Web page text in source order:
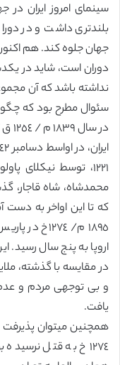
سینمای امروز ایران
بلندتری داشت و در
جهان جلوه کند. هم
دوران است، شاید در
نداشته باشد که آن
سئوال مطرح بود که
١٢٢١، توسط نیکلای
محمدشاه، شاه قاجار،
که تا این اواخر به
١٨٩٥ م/
اروپا به پنج سال
در مقایسه با گذشته،
و بی توجهی مردم و
یافت.
١٢٧٤ خ به قتل